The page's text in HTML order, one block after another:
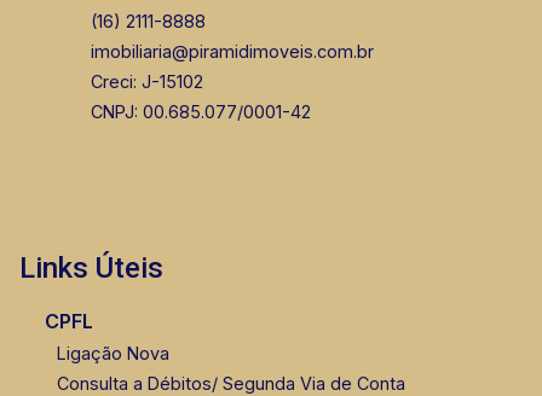
(16) 2111-8888
imobiliaria@piramidimoveis.com.br
Creci: J-15102
CNPJ: 00.685.077/0001-42
Links Úteis
CPFL
Ligação Nova
Consulta a Débitos/ Segunda Via de Conta